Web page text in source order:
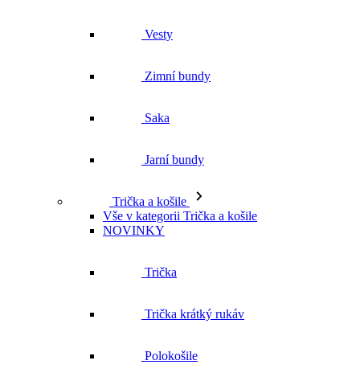
Vesty
Zimní bundy
Saka
Jarní bundy
Trička a košile
Vše v kategorii Trička a košile
NOVINKY
Trička
Trička krátký rukáv
Polokošile